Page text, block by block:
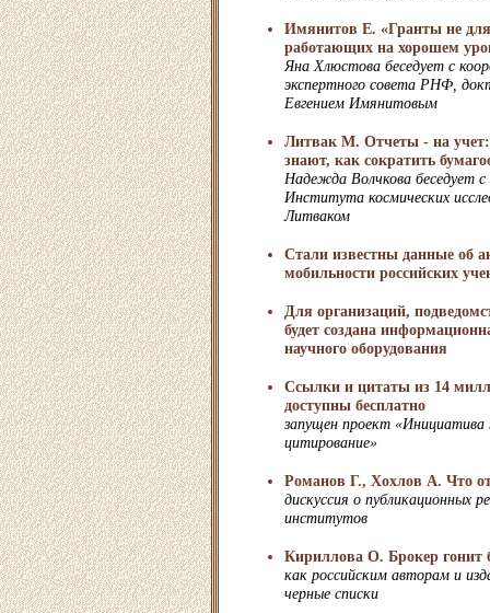
Имянитов Е. «Гранты не для
работающих на хорошем
Яна Хлюстова беседует с
экспертного совета РНФ,
Евгением Имянитовым
Литвак М. Отчеты - на
знают, как сократить
Надежда Волчкова беседует с
Института космических
Литваком
Стали известны данные об
мобильности российских
Для организаций,
будет создана
научного оборудования
Ссылки и цитаты из 14
доступны бесплатно
запущен проект
цитирование»
Романов Г., Хохлов А. Что
дискуссия о публикационных
институтов
Кириллова О. Брокер гонит
как российским авторам и
черные списки